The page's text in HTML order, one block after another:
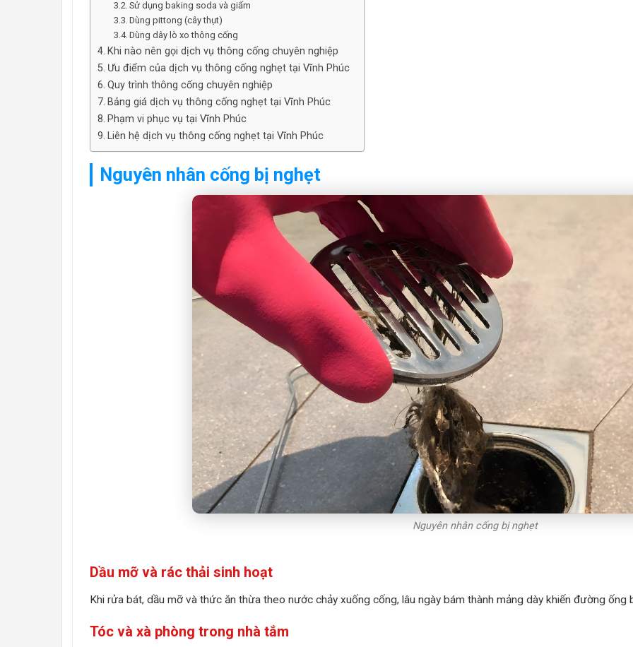
Sử dụng baking soda và giấm
Dùng pittong (cây thụt)
Dùng dây lò xo thông cống
Khi nào nên gọi dịch vụ thông cống chuyên nghiệp
Ưu điểm của dịch vụ thông cống nghẹt tại Vĩnh Phúc
Quy trình thông cống chuyên nghiệp
Bảng giá dịch vụ thông cống nghẹt tại Vĩnh Phúc
Phạm vi phục vụ tại Vĩnh Phúc
Liên hệ dịch vụ thông cống nghẹt tại Vĩnh Phúc
Nguyên nhân cống bị nghẹt
Nguyên nhân cống bị nghẹt
Dầu mỡ và rác thải sinh hoạt
Khi rửa bát, dầu mỡ và thức ăn thừa theo nước chảy xuống cống, lâu ngày bám thành mảng dày khiến đường ống
Tóc và xà phòng trong nhà tắm